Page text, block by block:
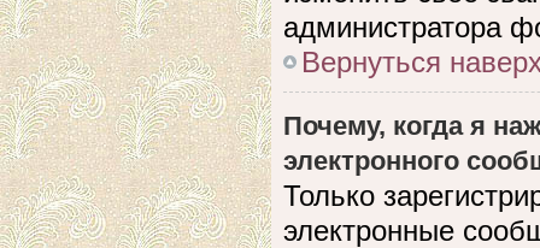
администратора
Вернуться
Почему, когда я
электронного
Только
электронные